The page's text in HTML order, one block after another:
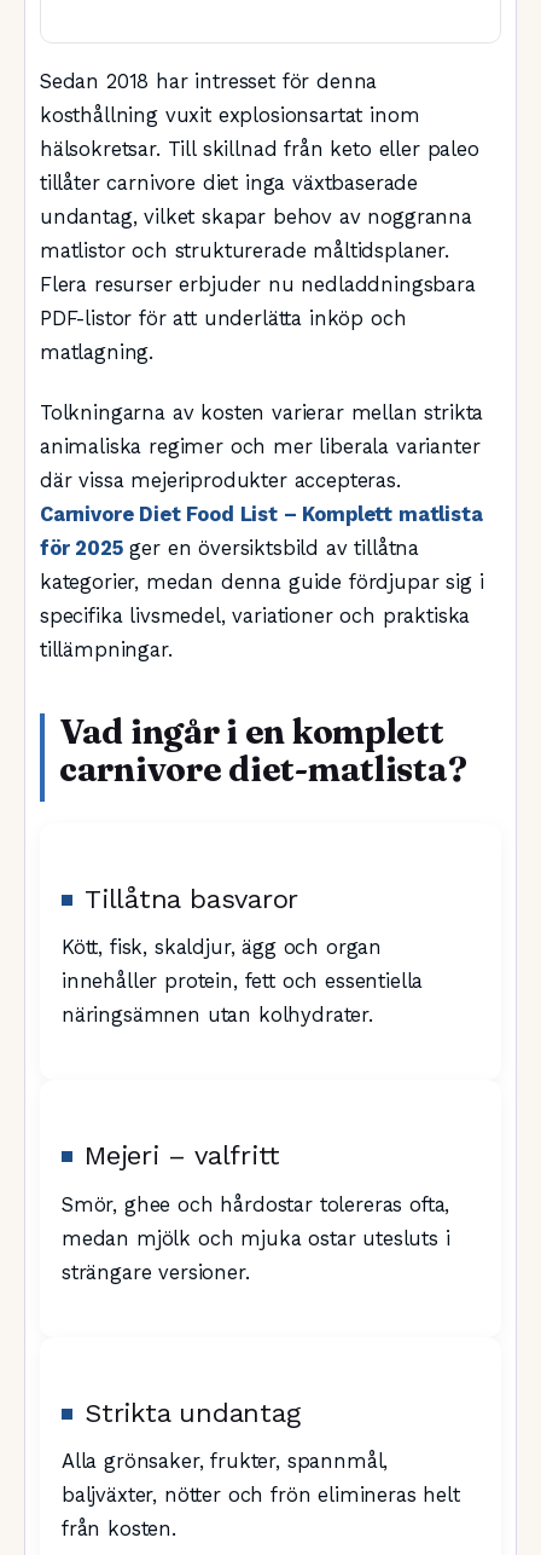
Sedan 2018 har intresset för denna
kosthållning vuxit explosionsartat inom
hälsokretsar. Till skillnad från keto eller paleo
tillåter carnivore diet inga växtbaserade
undantag, vilket skapar behov av noggranna
matlistor och strukturerade måltidsplaner.
Flera resurser erbjuder nu nedladdningsbara
PDF-listor för att underlätta inköp och
matlagning.
Tolkningarna av kosten varierar mellan strikta
animaliska regimer och mer liberala varianter
där vissa mejeriprodukter accepteras.
Carnivore Diet Food List – Komplett matlista
för 2025ger en översiktsbild av tillåtna
kategorier, medan denna guide fördjupar sig i
specifika livsmedel, variationer och praktiska
tillämpningar.
Vad ingår i en komplett
carnivore diet-matlista?
Tillåtna basvaror
Kött, fisk, skaldjur, ägg och organ
innehåller protein, fett och essentiella
näringsämnen utan kolhydrater.
Mejeri – valfritt
Smör, ghee och hårdostar tolereras ofta,
medan mjölk och mjuka ostar utesluts i
strängare versioner.
Strikta undantag
Alla grönsaker, frukter, spannmål,
baljväxter, nötter och frön elimineras helt
från kosten.